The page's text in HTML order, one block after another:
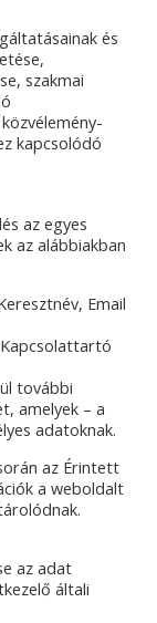
és
szakmai
kapcsolódó
az egyes
az alábbiakban
Email
további
amelyek – a
adatoknak.
az Érintett
a weboldalt
az adat
általi